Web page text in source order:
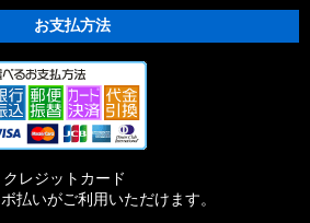
お支払方法
クレジットカード
払いがご利用いただけます。